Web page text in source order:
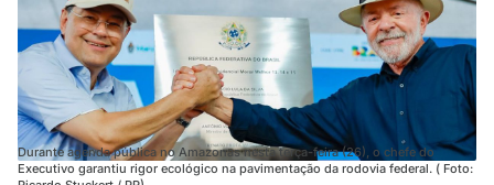
Durante agenda pública no Amazonas nesta terça-feira (26), o chefe do
Executivo garantiu rigor ecológico na pavimentação da rodovia federal. ( Foto: